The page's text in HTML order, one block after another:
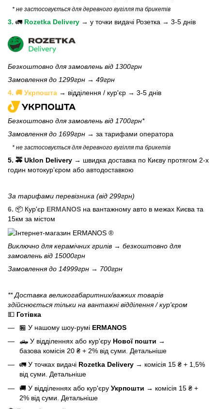
* не застосовується для деревного вугілля та брикетів
3. 🚛 Rozetka Delivery → у точки видачі Розетка → 3-5 днів
Безкоштовно для замовлень від 1300грн
Замовлення до 1299грн → 49грн
4. 🚚 Укрпошта → відділення / кур'єр → 3-5 днів
Безкоштовно для замовлень від 1700грн*
Замовлення до 1699грн → за тарифами оператора
* не застосовується для деревного вугілля та брикетів
5. 🚕 Uklon Delivery → швидка доставка по Києву протягом 2-х
годин мотокурʼєром або автодоставкою
За тарифами перевізника (від 299грн)
6. 📦 Кур'єр ERMANOS на вантажному авто в межах Києва та
15км за містом
Виключно длякерамічних грилів → безкоштовно для
замовлень від 15000грн
Замовлення до 14999грн → 700грн
** Доставка великогабаритних/важких товарів
здійснюється тільки на вантажні відділення / кур'єром
💵 Готівка
🏪 У нашому шоу-румі ERMANOS
🛻 У відділеннях або кур'єру Нової пошти →
базова комісія 20 ₴ + 2% від суми. Детальніше
🚛 У точках видачі Rozetka Delivery → комісія 15 ₴ + 1,5%
від суми. Детальніше
🚚 У відділеннях або кур'єру Укрпошти → комісія 15 ₴ +
2% від суми. Детальніше